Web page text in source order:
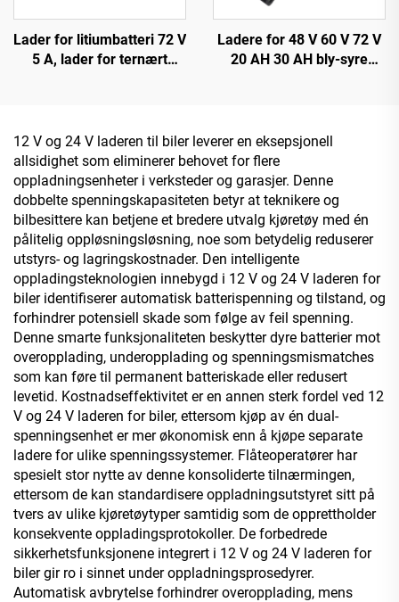
Lader for litiumbatteri 72 V
5 A, lader for ternært
Ladere for 48 V 60 V 72 V
20 AH 30 AH bly-syre
tohjulstrekk
12 V og 24 V laderen til biler leverer en eksepsjonell
allsidighet som eliminerer behovet for flere
oppladningsenheter i verksteder og garasjer. Denne
dobbelte spenningskapasiteten betyr at teknikere og
bilbesittere kan betjene et bredere utvalg kjøretøy med én
pålitelig oppløsningsløsning, noe som betydelig reduserer
utstyrs- og lagringskostnader. Den intelligente
oppladingsteknologien innebygd i 12 V og 24 V laderen for
biler identifiserer automatisk batterispenning og tilstand, og
forhindrer potensiell skade som følge av feil spenning.
Denne smarte funksjonaliteten beskytter dyre batterier mot
overopplading, underopplading og spenningsmismatches
som kan føre til permanent batteriskade eller redusert
levetid. Kostnadseffektivitet er en annen sterk fordel ved 12
V og 24 V laderen for biler, ettersom kjøp av én dual-
spenningsenhet er mer økonomisk enn å kjøpe separate
ladere for ulike spenningssystemer. Flåteoperatører har
spesielt stor nytte av denne konsoliderte tilnærmingen,
ettersom de kan standardisere oppladningsutstyret sitt på
tvers av ulike kjøretøytyper samtidig som de opprettholder
konsekvente oppladingsprotokoller. De forbedrede
sikkerhetsfunksjonene integrert i 12 V og 24 V laderen for
biler gir ro i sinnet under oppladningsprosedyrer.
Automatisk avbrytelse forhindrer overopplading, mens